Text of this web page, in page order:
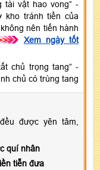
tài vật hao vong” -
kho tránh tiền của
nên tiến hành
Xem ngày tốt
chủ trọng tang” -
chủ có trùng tang
được yên tâm,
quí nhân
tiễn đưa